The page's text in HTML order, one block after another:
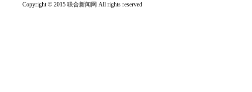
Copyright © 2015 联合新闻网 All rights reserved